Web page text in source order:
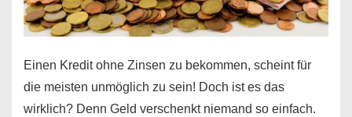
es
Einen Kredit ohne Zinsen zu bekommen, scheint für
die meisten unmöglich zu sein! Doch ist es das
wirklich? Denn Geld verschenkt niemand so einfach.